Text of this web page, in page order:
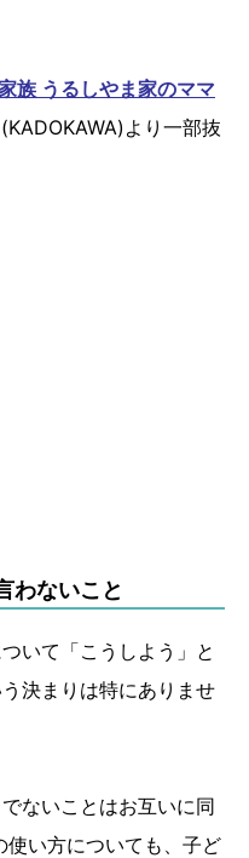
族 うるしやま家のママ
(KADOKAWA)より一部抜
わないこと
いて「こうしよう」と
決まりは特にありませ
ないことはお互いに同
使い方についても、子ど